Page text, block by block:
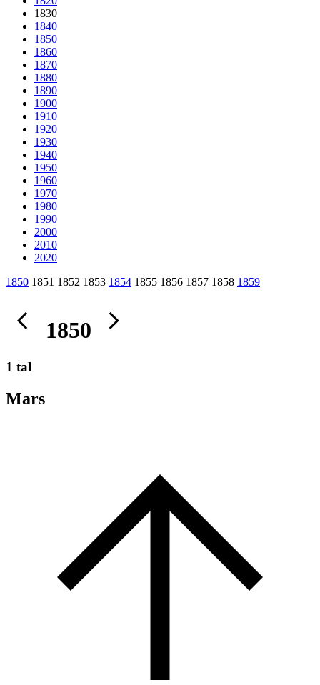
1830
1840
1850
1860
1870
1880
1890
1900
1910
1920
1930
1940
1950
1960
1970
1980
1990
2000
2010
2020
1850 1851 1852 1853 1854 1855 1856 1857 1858 1859
1850
1 tal
Mars